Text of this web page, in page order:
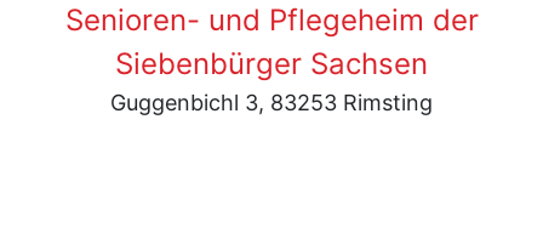
Senioren- und Pflegeheim der
Siebenbürger Sachsen
Guggenbichl 3, 83253 Rimsting